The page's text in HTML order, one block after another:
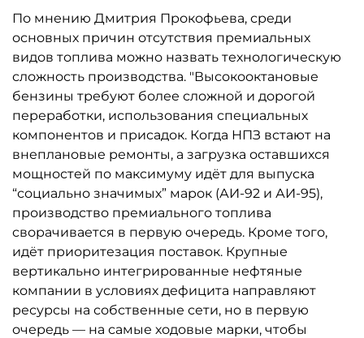
По мнению Дмитрия Прокофьева, среди
основных причин отсутствия премиальных
видов топлива можно назвать технологическую
сложность производства. "Высокооктановые
бензины требуют более сложной и дорогой
переработки, использования специальных
компонентов и присадок. Когда НПЗ встают на
внеплановые ремонты, а загрузка оставшихся
мощностей по максимуму идёт для выпуска
“социально значимых” марок (АИ-92 и АИ-95),
производство премиального топлива
сворачивается в первую очередь. Кроме того,
идёт приоритезация поставок. Крупные
вертикально интегрированные нефтяные
компании в условиях дефицита направляют
ресурсы на собственные сети, но в первую
очередь — на самые ходовые марки, чтобы